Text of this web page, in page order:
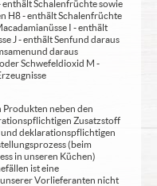
enthält Schalenfrüchte sowie
H8 - enthält Schalenfrüchte
I - enthält
J - enthält Senf und daraus
und daraus
Schwefeldioxid M -
neben den
Zusatzstoff
deklarationspflichtigen
(beim
in unseren Küchen)
ist eine
Vorlieferanten nicht